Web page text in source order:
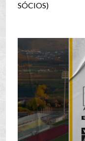
SÓCIOS)